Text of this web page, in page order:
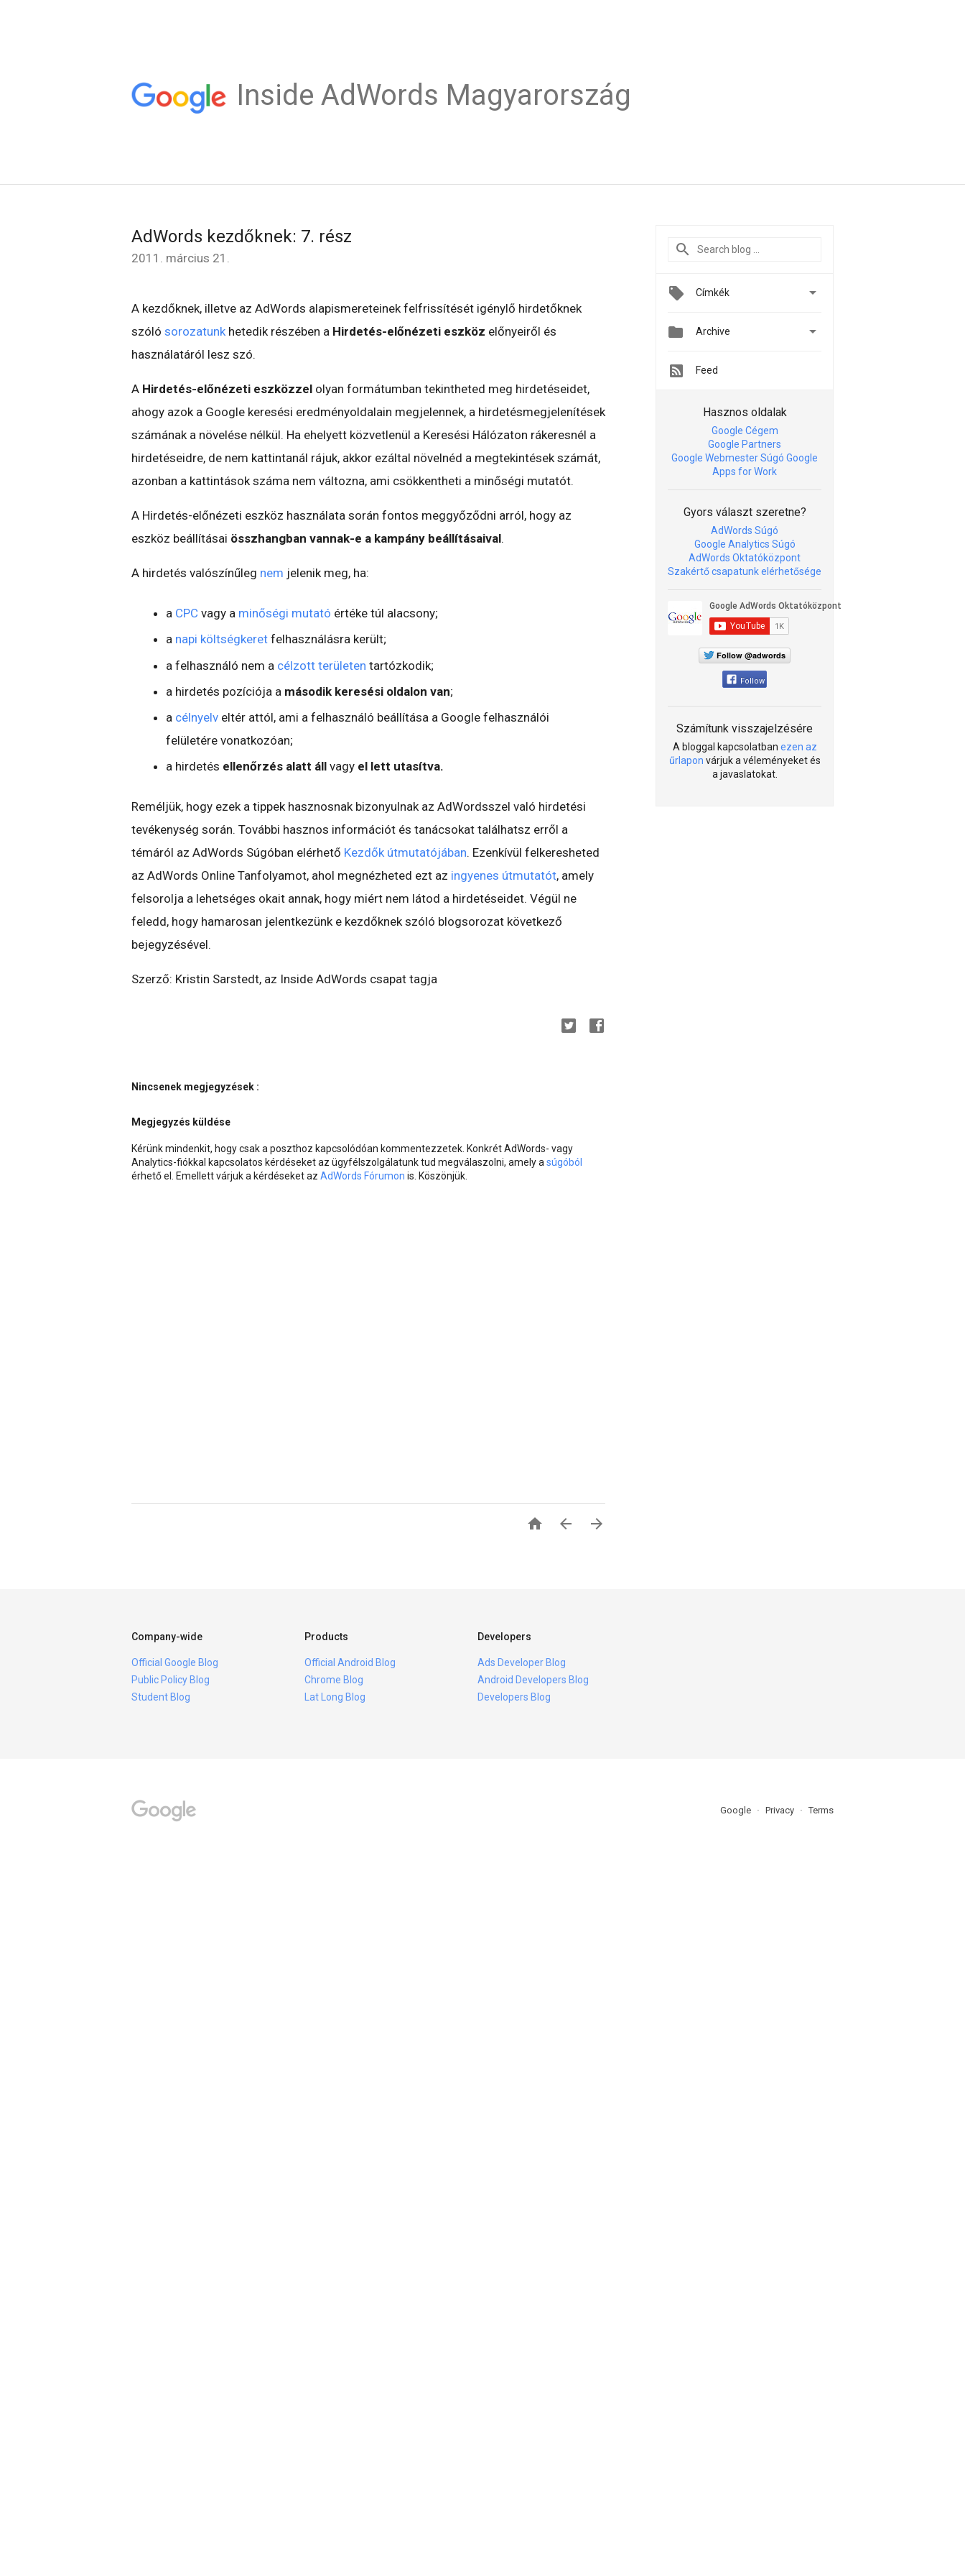
Inside AdWords Magyarország
AdWords kezdőknek: 7. rész
2011. március 21.
A kezdőknek, illetve az AdWords alapismereteinek felfrissítését igénylő hirdetőknek
szóló sorozatunk hetedik részében a Hirdetés-előnézeti eszköz előnyeiről és
használatáról lesz szó.
A Hirdetés-előnézeti eszközzel olyan formátumban tekintheted meg hirdetéseidet,
ahogy azok a Google keresési eredményoldalain megjelennek, a hirdetésmegjelenítések
számának a növelése nélkül. Ha ehelyett közvetlenül a Keresési Hálózaton rákeresnél a
hirdetéseidre, de nem kattintanál rájuk, akkor ezáltal növelnéd a megtekintések számát,
azonban a kattintások száma nem változna, ami csökkentheti a minőségi mutatót.
A Hirdetés-előnézeti eszköz használata során fontos meggyőződni arról, hogy az
eszköz beállításai összhangban vannak-e a kampány beállításaival.
A hirdetés valószínűleg nem jelenik meg, ha:
a CPC vagy a minőségi mutató értéke túl alacsony;
a napi költségkeret felhasználásra került;
a felhasználó nem a célzott területen tartózkodik;
a hirdetés pozíciója a második keresési oldalon van;
a célnyelv eltér attól, ami a felhasználó beállítása a Google felhasználói
felületére vonatkozóan;
a hirdetés ellenőrzés alatt áll vagy el lett utasítva.
Reméljük, hogy ezek a tippek hasznosnak bizonyulnak az AdWordsszel való hirdetési
tevékenység során. További hasznos információt és tanácsokat találhatsz erről a
témáról az AdWords Súgóban elérhető Kezdők útmutatójában. Ezenkívül felkeresheted
az AdWords Online Tanfolyamot, ahol megnézheted ezt az ingyenes útmutatót, amely
felsorolja a lehetséges okait annak, hogy miért nem látod a hirdetéseidet. Végül ne
feledd, hogy hamarosan jelentkezünk e kezdőknek szóló blogsorozat következő
bejegyzésével.
Szerző: Kristin Sarstedt, az Inside AdWords csapat tagja
Nincsenek megjegyzések :
Megjegyzés küldése
Kérünk mindenkit, hogy csak a poszthoz kapcsolódóan kommentezzetek. Konkrét AdWords- vagy
Analytics-fiókkal kapcsolatos kérdéseket az ügyfélszolgálatunk tud megválaszolni, amely asúgóból
érhető el. Emellett várjuk a kérdéseket az AdWords Fórumon is. Köszönjük.
  
Címkék 
 Archive 
Feed
Hasznos oldalak
Google Cégem
Google Partners
Google Webmester Súgó Google
Apps for Work
Gyors választ szeretne?
AdWords Súgó
Google Analytics Súgó
AdWords Oktatóközpont
Szakértő csapatunk elérhetősége
Follow @adwords
Follow
Számítunk visszajelzésére
A bloggal kapcsolatban ezen az
űrlapon várjuk a véleményeket és
a javaslatokat.
Company-wide
Official Google Blog
Public Policy Blog
Student Blog
Products
Official Android Blog
Chrome Blog
Lat Long Blog
Developers
Ads Developer Blog
Android Developers Blog
Developers Blog
Google Privacy Terms